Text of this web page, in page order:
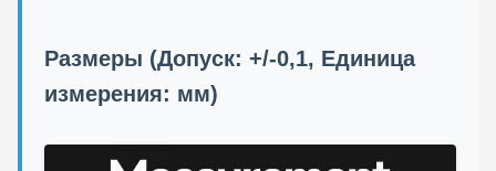
Размеры (Допуск: +/-0,1, Единица
измерения: мм)